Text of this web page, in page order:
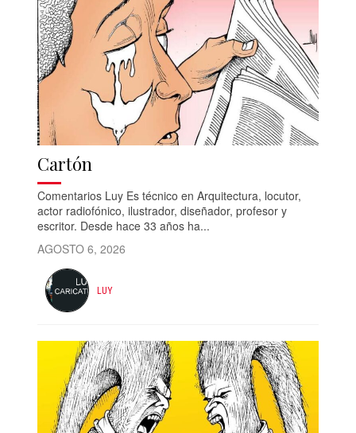
Cartón
Comentarios Luy Es técnico en Arquitectura, locutor,
actor radiofónico, ilustrador, diseñador, profesor y
escritor. Desde hace 33 años ha...
AGOSTO 6, 2026
LUY